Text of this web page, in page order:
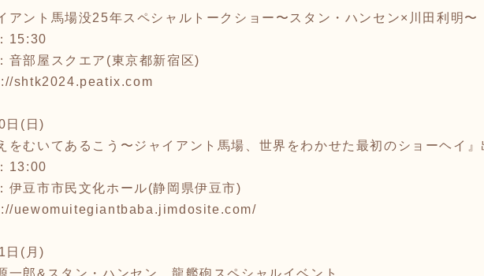
アント馬場没25年スペシャルトークショー〜スタン・ハンセン×川田利明〜
15:30
音部屋スクエア(東京都新宿区)
shtk2024.peatix.com
日(日)
をむいてあるこう〜ジャイアント馬場、世界をわかせた最初のショーヘイ
13:00
伊豆市市民文化ホール(静岡県伊豆市)
uewomuitegiantbaba.jimdosite.com/
日(月)
一郎&スタン・ハンセン 龍艦砲スペシャルイベント